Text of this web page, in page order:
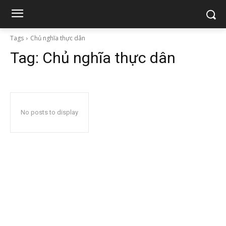
Tags Chủ nghĩa thực dân
Tag: Chủ nghĩa thực dân
No posts to display